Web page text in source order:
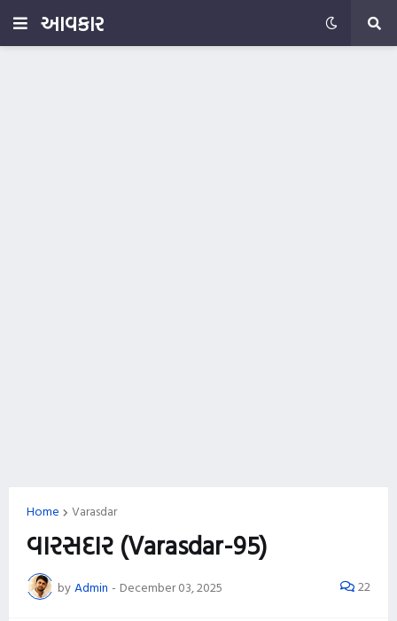
આવકાર
Home Varasdar
વારસદાર (Varasdar-95)
byAdmin - December 03, 2025 22